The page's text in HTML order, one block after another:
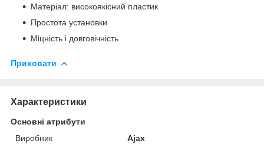
Матеріал: високоякісний пластик
Простота установки
Міцність і довговічність
Приховати
Характеристики
Основні атрибути
Виробник
Ajax